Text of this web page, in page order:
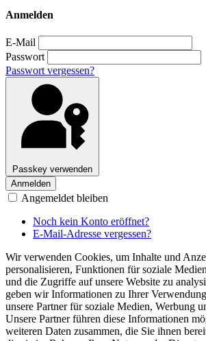
Anmelden
E-Mail
Passwort
Passwort vergessen?
Passkey verwenden
Anmelden
Angemeldet bleiben
Noch kein Konto eröffnet?
E-Mail-Adresse vergessen?
Wir verwenden Cookies, um Inhalte und
personalisieren, Funktionen für soziale
und die Zugriffe auf unsere Website zu
geben wir Informationen zu Ihrer
unsere Partner für soziale Medien, Werbung
Unsere Partner führen diese Informationen
weiteren Daten zusammen, die Sie ihnen